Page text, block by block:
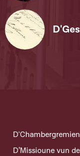
D'Chambergremien
D’Missioune vun